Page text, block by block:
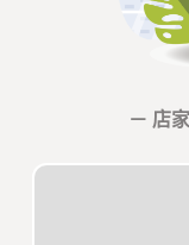
－ 店